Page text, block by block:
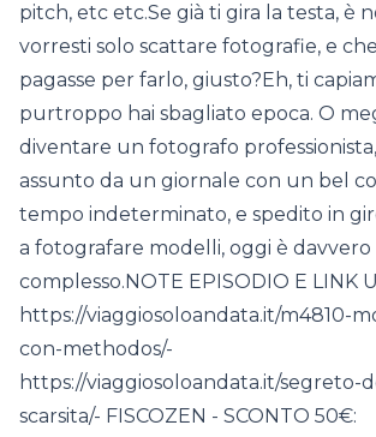
pitch, etc etc.Se già ti gira la testa, è
vorresti solo scattare fotografie, e
pagasse per farlo, giusto?Eh, ti
purtroppo hai sbagliato epoca. O
diventare un fotografo
assunto da un giornale con un bel
tempo indeterminato, e spedito in
a fotografare modelli, oggi è davvero
complesso.NOTE EPISODIO E LINK
https://viaggiosoloandata.it/m4810-
con-methodos/-
https://viaggiosoloandata.it/segreto-
scarsita/- FISCOZEN - SCONTO 50€: